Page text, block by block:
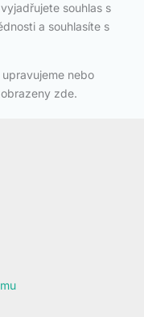
souhlas s
a souhlasíte s
nebo
zde.